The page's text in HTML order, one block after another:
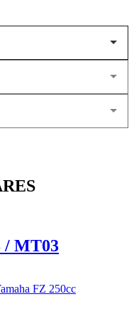
/ MT03